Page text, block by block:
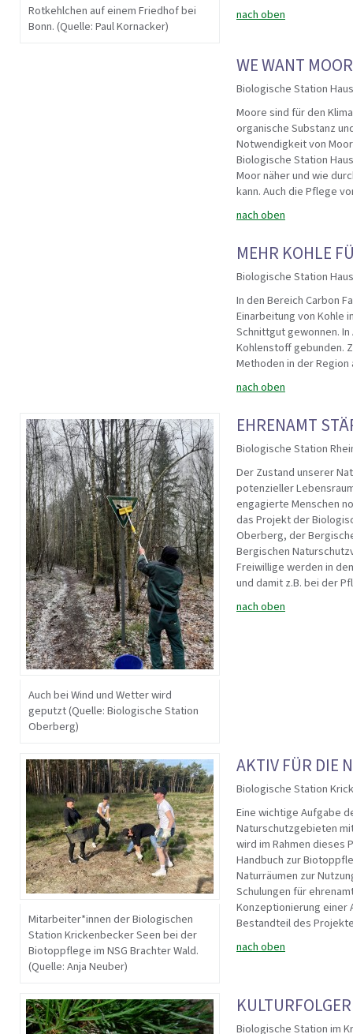
Rotkehlchen auf einem Friedhof bei
Bonn. (Quelle: Paul Kornacker)
nach oben
WE WANT
Biologische Station
Moore sind für den
organische Substanz
Notwendigkeit von
Biologische Station
Moor näher und wie
kann. Auch die Pflege
nach oben
MEHR KOHLE
Biologische Station
In den Bereich Carbon
Einarbeitung von Kohle
Schnittgut gewonnen.
Kohlenstoff gebunden.
Methoden in der
nach oben
Auch bei Wind und Wetter wird
geputzt (Quelle: Biologische Station
Oberberg)
EHRENAMT
Biologische Station
Der Zustand unserer
potenzieller
engagierte Menschen
das Projekt der
Oberberg, der
Bergischen
Freiwillige werden in
und damit z.B. bei der
nach oben
Mitarbeiter*innen der Biologischen
Station Krickenbecker Seen bei der
Biotoppflege im NSG Brachter Wald.
(Quelle: Anja Neuber)
AKTIV FÜR DIE
Biologische Station
Eine wichtige Aufgabe
Naturschutzgebieten
wird im Rahmen dieses
Handbuch zur
Naturräumen zur
Schulungen für
Konzeptionierung
Bestandteil des
nach oben
Biologische Station im